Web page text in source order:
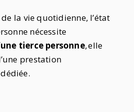
la vie quotidienne, l’état
nécessite
tierce personne,elle
prestation